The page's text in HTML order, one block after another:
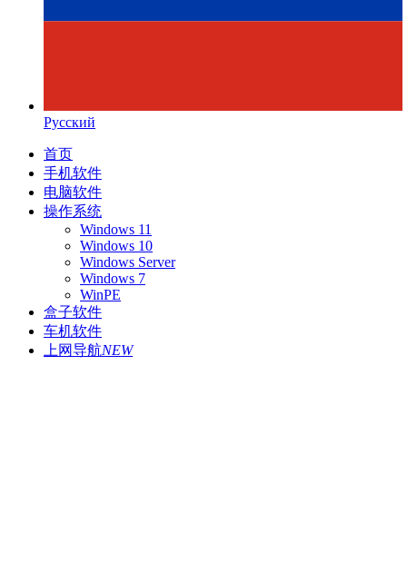
Русский
首页
手机软件
电脑软件
操作系统
Windows 11
Windows 10
Windows Server
Windows 7
WinPE
盒子软件
车机软件
上网导航NEW